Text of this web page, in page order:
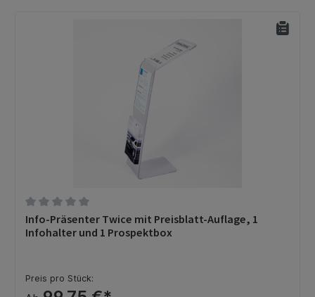
Durchschnittliche Bewertung von 0 von 5 Sternen
Info-Präsenter Twice mit Preisblatt-Auflage, 1
Infohalter und 1 Prospektbox
Preis pro Stück: